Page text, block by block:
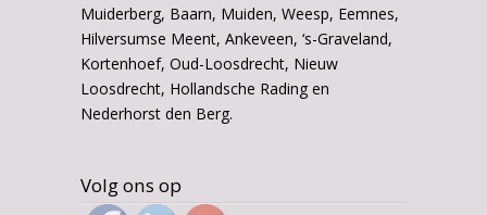
Muiderberg, Baarn, Muiden, Weesp, Eemnes,
Hilversumse Meent, Ankeveen, ‘s-Graveland,
Kortenhoef, Oud-Loosdrecht, Nieuw
Loosdrecht, Hollandsche Rading en
Nederhorst den Berg.
Volg ons op